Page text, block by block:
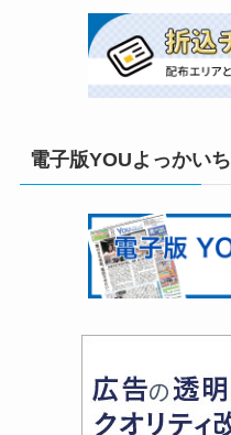
電子版YOUよっかいち